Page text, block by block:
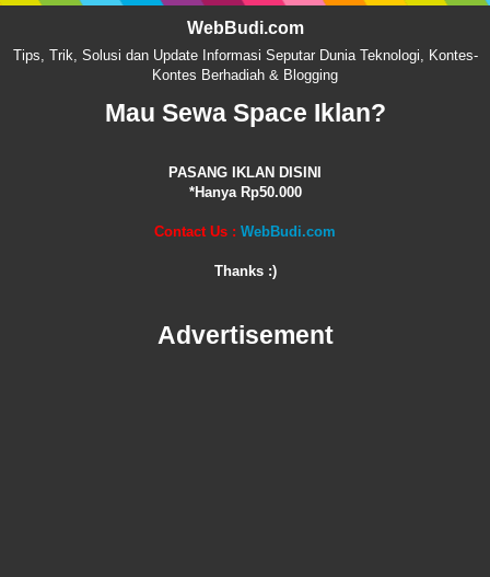
WebBudi.com
Tips, Trik, Solusi dan Update Informasi Seputar Dunia Teknologi, Kontes-
Kontes Berhadiah & Blogging
Mau Sewa Space Iklan?
PASANG IKLAN DISINI
*Hanya Rp50.000
Contact Us : WebBudi.com
Thanks :)
Advertisement